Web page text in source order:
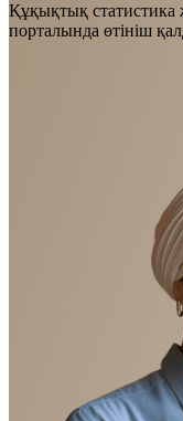
Құқықтық статистика
порталында өтініш